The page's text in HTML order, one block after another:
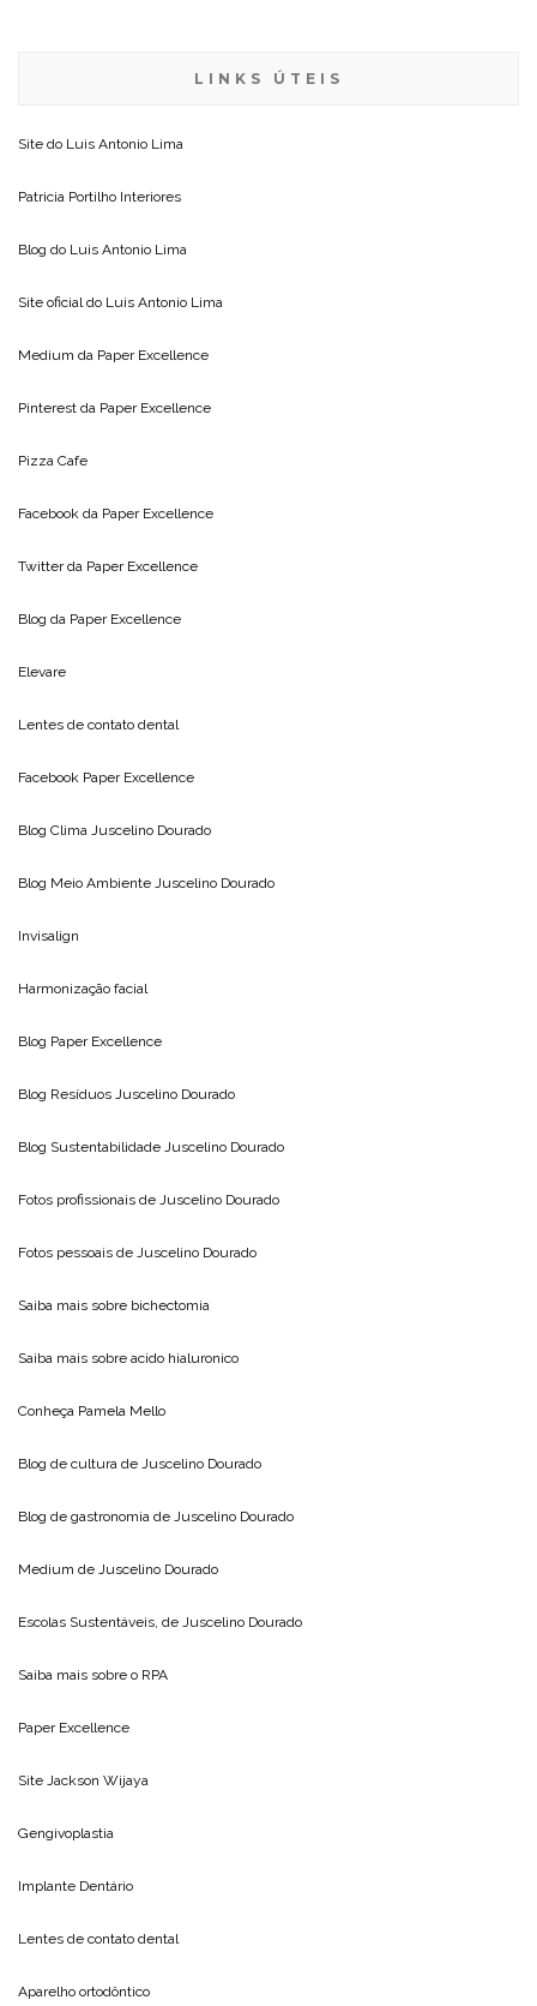
LINKS ÚTEIS
Site do Luis Antonio Lima
Patricia Portilho Interiores
Blog do Luis Antonio Lima
Site oficial do Luis Antonio Lima
Medium da Paper Excellence
Pinterest da Paper Excellence
Pizza Cafe
Facebook da Paper Excellence
Twitter da Paper Excellence
Blog da Paper Excellence
Elevare
Lentes de contato dental
Facebook Paper Excellence
Blog Clima Juscelino Dourado
Blog Meio Ambiente Juscelino Dourado
Invisalign
Harmonização facial
Blog Paper Excellence
Blog Resíduos Juscelino Dourado
Blog Sustentabilidade Juscelino Dourado
Fotos profissionais de Juscelino Dourado
Fotos pessoais de Juscelino Dourado
Saiba mais sobre bichectomia
Saiba mais sobre acido hialuronico
Conheça Pamela Mello
Blog de cultura de Juscelino Dourado
Blog de gastronomia de Juscelino Dourado
Medium de Juscelino Dourado
Escolas Sustentáveis, de Juscelino Dourado
Saiba mais sobre o RPA
Paper Excellence
Site Jackson Wijaya
Gengivoplastia
Implante Dentário
Lentes de contato dental
Aparelho ortodôntico